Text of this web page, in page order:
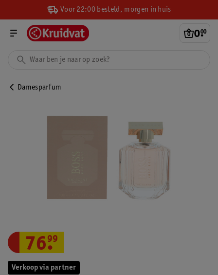
Voor 22:00 besteld, morgen in huis
0.
00
Damesparfum
Verkoop via partner
76.
99